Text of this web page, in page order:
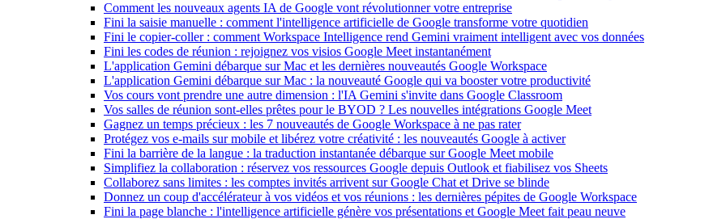
Comment les nouveaux agents IA de Google vont révolutionner votre entreprise
Fini la saisie manuelle : comment l'intelligence artificielle de Google transforme votre quotidien
Fini le copier-coller : comment Workspace Intelligence rend Gemini vraiment intelligent avec vos données
Fini les codes de réunion : rejoignez vos visios Google Meet instantanément
L'application Gemini débarque sur Mac et les dernières nouveautés Google Workspace
L'application Gemini débarque sur Mac : la nouveauté Google qui va booster votre productivité
Vos cours vont prendre une autre dimension : l'IA Gemini s'invite dans Google Classroom
Vos salles de réunion sont-elles prêtes pour le BYOD ? Les nouvelles intégrations Google Meet
Gagnez un temps précieux : les 7 nouveautés de Google Workspace à ne pas rater
Protégez vos e-mails sur mobile et libérez votre créativité : les nouveautés Google à activer
Fini la barrière de la langue : la traduction instantanée débarque sur Google Meet mobile
Simplifiez la collaboration : réservez vos ressources Google depuis Outlook et fiabilisez vos Sheets
Collaborez sans limites : les comptes invités arrivent sur Google Chat et Drive se blinde
Donnez un coup d'accélérateur à vos vidéos et vos réunions : les dernières pépites de Google Workspace
Fini la page blanche : l'intelligence artificielle génère vos présentations et Google Meet fait peau neuve